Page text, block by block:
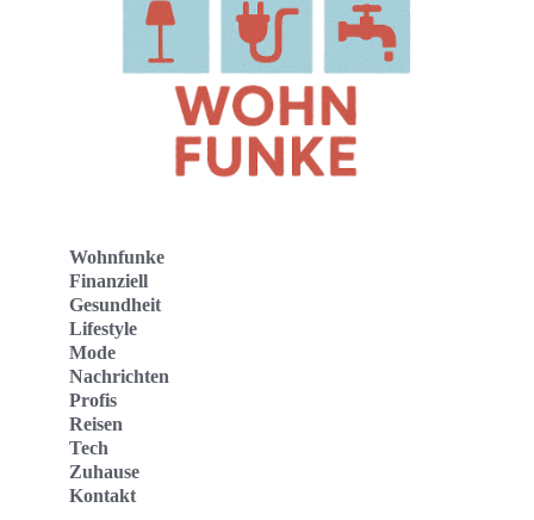
Wohnfunke
Finanziell
Gesundheit
Lifestyle
Mode
Nachrichten
Profis
Reisen
Tech
Zuhause
Kontakt